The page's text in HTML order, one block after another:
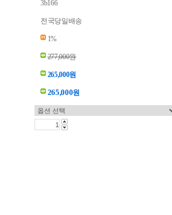
3b166
전국당일배송
1%
277,000원
265,000원
265,000원